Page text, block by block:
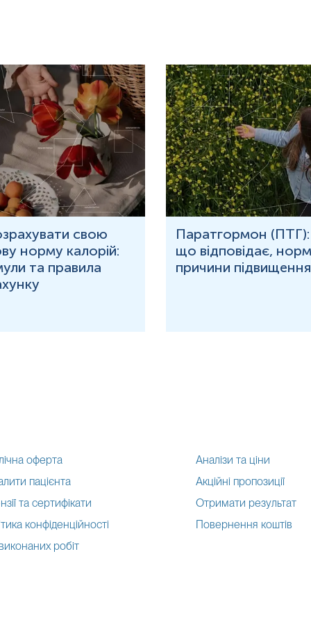
Підвищені:
Цукровий діабет;
Ниркова недостатність;
Гіпотиреоз;
Підвищення рівня IgA.
можуть змінюватися у відповідності до зміни тест-систем.
у дорослих.
свою
норму калорій:
та правила
Паратгормон (ПТГ):
що відповідає,
причини підвищення
оферта
пацієнта
та сертифікати
конфіденційності
робіт
Аналізи та ціни
Акційні пропозиції
Отримати результат
Повернення коштів